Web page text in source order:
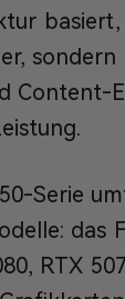
Content-
Serie
das
RTX